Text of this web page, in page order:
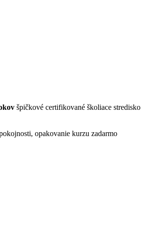
špičkové certifikované školiace stredisko
opakovanie kurzu zadarmo